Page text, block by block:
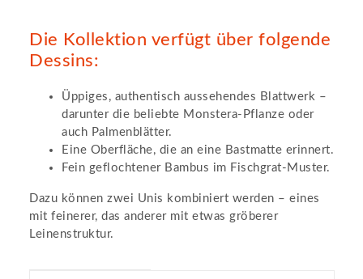
Die Kollektion verfügt über folgende
Dessins:
Üppiges, authentisch aussehendes Blattwerk –
darunter die beliebte Monstera-Pflanze oder
auch Palmenblätter.
Eine Oberfläche, die an eine Bastmatte erinnert.
Fein geflochtener Bambus im Fischgrat-Muster.
Dazu können zwei Unis kombiniert werden – eines
mit feinerer, das anderer mit etwas gröberer
Leinenstruktur.